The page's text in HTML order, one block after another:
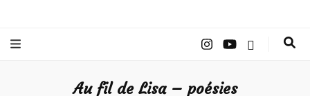
Taylor –
Au fil de Lisa – poésies